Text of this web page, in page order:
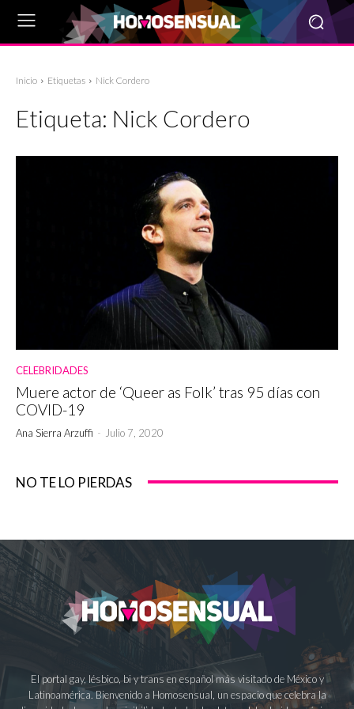
Inicio Etiquetas Nick Cordero
Etiqueta: Nick Cordero
CELEBRIDADES
Muere actor de ‘Queer as Folk’ tras 95 días con
COVID-19
Ana Sierra Arzuffi - Julio 7, 2020
NO TE LO PIERDAS
El portal gay, lésbico, bi y trans en español más visitado de México y
Latinoamérica. Bienvenido a Homosensual, un espacio que celebra la